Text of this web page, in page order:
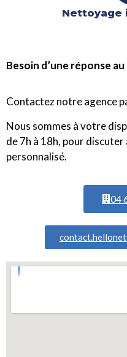
Nettoyage
Besoin d’une réponse
Contactez notre agence
Nous sommes à votre
de 7h à 18h, pour
personnalisé.
04